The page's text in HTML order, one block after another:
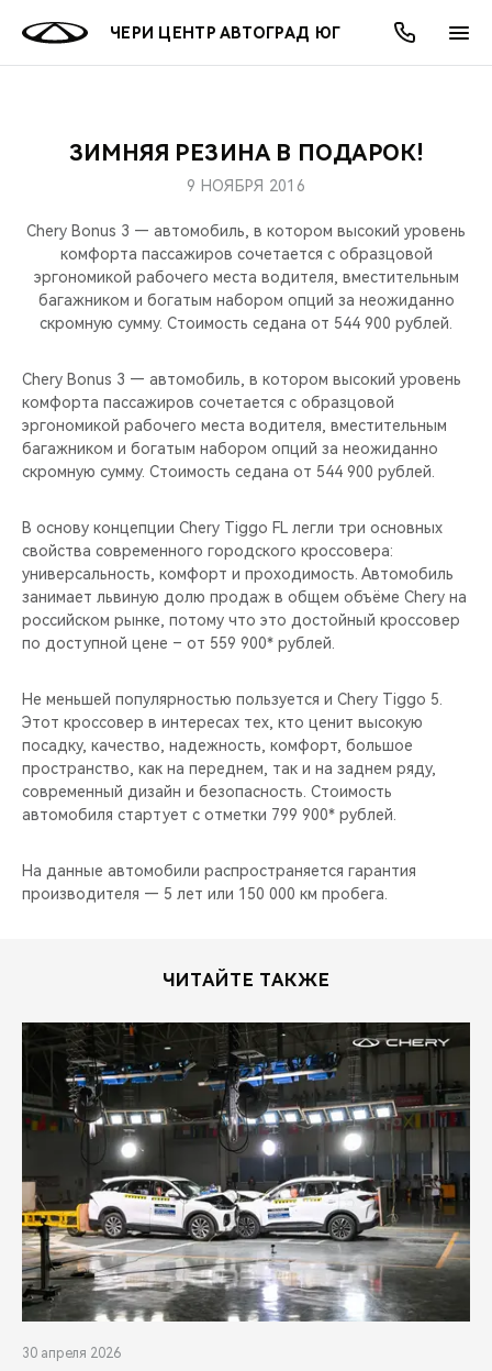
ЧЕРИ ЦЕНТР АВТОГРАД ЮГ
МОДЕЛИ
КРОССОВЕРЫ
НОВИНКИ
ПОКУПАТЕЛЯМ
КРЕДИТ И СТРАХОВАНИЕ
ВЛАДЕЛЬЦАМ
ЗАПЧАСТИ И АКСЕССУАРЫ
ПОДДЕРЖКА
CHERY CONNECT
МИР CHERY
О БРЕНДЕ
CHERY В СОЦСЕТЯХ
ЛЮДИ CHERY
БЛАГОТВОРИТЕЛЬНОСТЬ
CHERY И СПОРТ
НАШИ МЕРОПРИЯТИЯ
CHERY ДЛЯ ДЕТЕЙ
АКЦИИ
ОНЛАЙН СЕРВИСЫ
КРЕДИТ
О КОМПАНИИ
МЫ В СОЦСЕТЯХ
ЗИМНЯЯ РЕЗИНА В ПОДАРОК!
9 НОЯБРЯ 2016
Chery Bonus 3 — автомобиль, в котором высокий уровень
комфорта пассажиров сочетается с образцовой
эргономикой рабочего места водителя, вместительным
багажником и богатым набором опций за неожиданно
скромную сумму. Стоимость седана от 544 900 рублей.
Chery Bonus 3 — автомобиль, в котором высокий уровень
комфорта пассажиров сочетается с образцовой
эргономикой рабочего места водителя, вместительным
багажником и богатым набором опций за неожиданно
скромную сумму. Стоимость седана от 544 900 рублей.
В основу концепции Chery Tiggo FL легли три основных
свойства современного городского кроссовера:
универсальность, комфорт и проходимость. Автомобиль
занимает львиную долю продаж в общем объёме Chery на
российском рынке, потому что это достойный кроссовер
по доступной цене – от 559 900* рублей.
Не меньшей популярностью пользуется и Chery Tiggo 5.
Этот кроссовер в интересах тех, кто ценит высокую
посадку, качество, надежность, комфорт, большое
пространство, как на переднем, так и на заднем ряду,
современный дизайн и безопасность. Стоимость
автомобиля стартует с отметки 799 900* рублей.
На данные автомобили распространяется гарантия
производителя — 5 лет или 150 000 км пробега.
ЧИТАЙТЕ ТАКЖЕ
30 апреля 2026